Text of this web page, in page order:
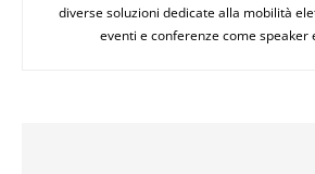
diverse soluzioni dedicate alla mobilità
eventi e conferenze come speaker